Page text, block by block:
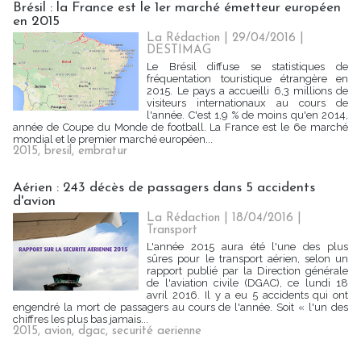
Brésil : la France est le 1er marché émetteur européen
en 2015
La Rédaction | 29/04/2016
DESTIMAG
Le Brésil diffuse se statistiques de
fréquentation touristique étrangère en
2015. Le pays a accueilli 6,3 millions de
visiteurs internationaux au cours de
l'année. C'est 1,9 % de moins qu'en 2014,
année de Coupe du Monde de football. La France est le 6e marché
mondial et le premier marché européen...
2015, bresil, embratur
Aérien : 243 décès de passagers dans 5 accidents
d'avion
La Rédaction | 18/04/2016
Transport
L'année 2015 aura été l'une des plus
sûres pour le transport aérien, selon un
rapport publié par la Direction générale
de l'aviation civile (DGAC), ce lundi 18
avril 2016. Il y a eu 5 accidents qui ont
engendré la mort de passagers au cours de l'année. Soit « l'un des
chiffres les plus bas jamais...
2015, avion, dgac, securité aerienne